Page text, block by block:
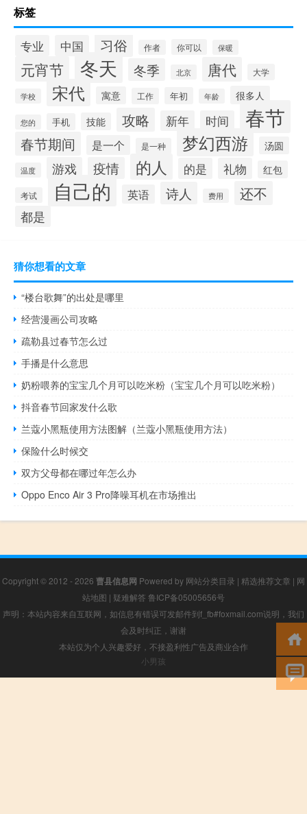
标签
专业 中国 习俗 作者 你可以 保暖
元宵节 冬天 冬季 北京 唐代 大学
学校 宋代 寓意 工作 年初 年龄 很多人
您的 手机 技能 攻略 新年 时间 春节
春节期间 是一个 是一种 梦幻西游 汤圆
温度 游戏 疫情 的人 的是 礼物 红包
考试 自己的 英语 诗人 费用 还不
都是
猜你想看的文章
“楼台歌舞”的出处是哪里
经营漫画公司攻略
疏勒县过春节怎么过
手播是什么意思
奶粉喂养的宝宝几个月可以吃米粉（宝宝几个月可以吃米粉）
抖音春节回家发什么歌
兰蔻小黑瓶使用方法图解（兰蔻小黑瓶使用方法）
保险什么时候交
双方父母都在哪过年怎么办
Oppo Enco Air 3 Pro降噪耳机在市场推出
Copyright © 2012 - 2026 曹县信息网 Powered by 网站分类目录 | 精选推荐文章 | 网
站地图 | 疑难解答 鲁ICP备05005656号
声明：本站内容来自互联网，如信息有错误可发邮件到f_fb#foxmail.com说明，我们
会及时纠正，谢谢
本站仅为个人兴趣爱好，不接盈利性广告及商业合作
小男孩